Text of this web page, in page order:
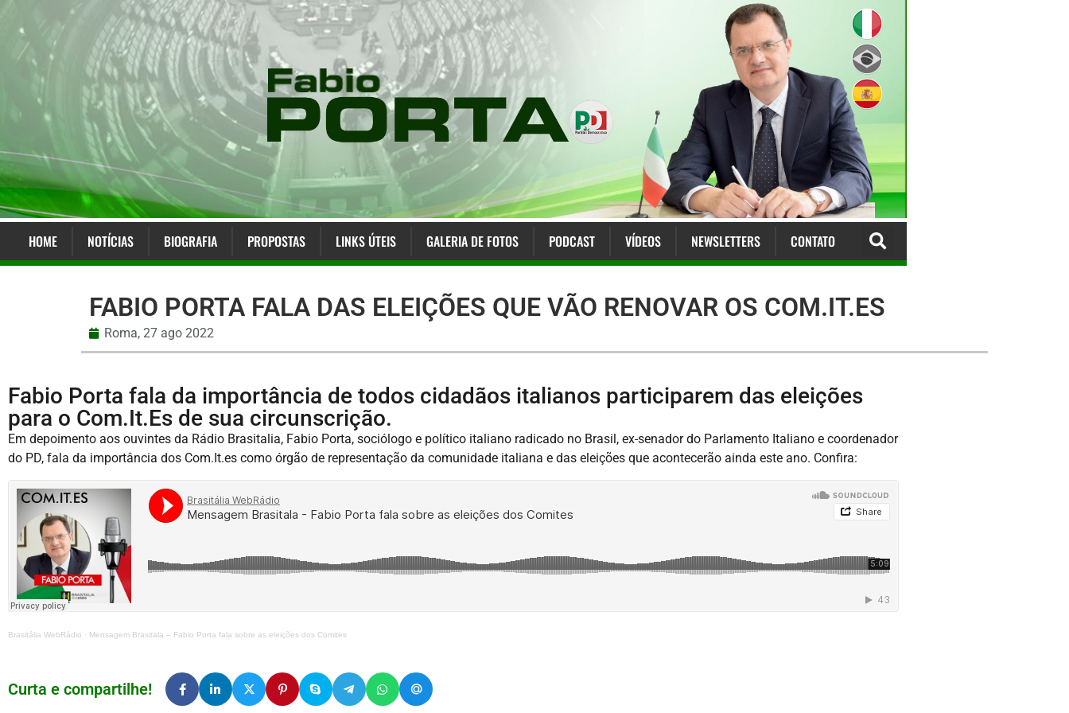
HOME NOTÍCIAS BIOGRAFIA PROPOSTAS LINKS ÚTEIS GALERIA DE FOTOS PODCAST VÍDEOS NEWSLETTERS CONTATO
FABIO PORTA FALA DAS ELEIÇÕES QUE VÃO RENOVAR OS COM.IT.ES
Roma, 27 ago 2022
Fabio Porta fala da importância de todos cidadãos italianos participarem das eleições
para o Com.It.Es de sua circunscrição.
Em depoimento aos ouvintes da Rádio Brasitalia, Fabio Porta, sociólogo e político italiano radicado no Brasil, ex-senador do Parlamento Italiano e coordenador
do PD, fala da importância dos Com.It.es como órgão de representação da comunidade italiana e das eleições que acontecerão ainda este ano. Confira:
Brasitália WebRádio · Mensagem Brasitala – Fabio Porta fala sobre as eleições dos Comites
Curta e compartilhe!